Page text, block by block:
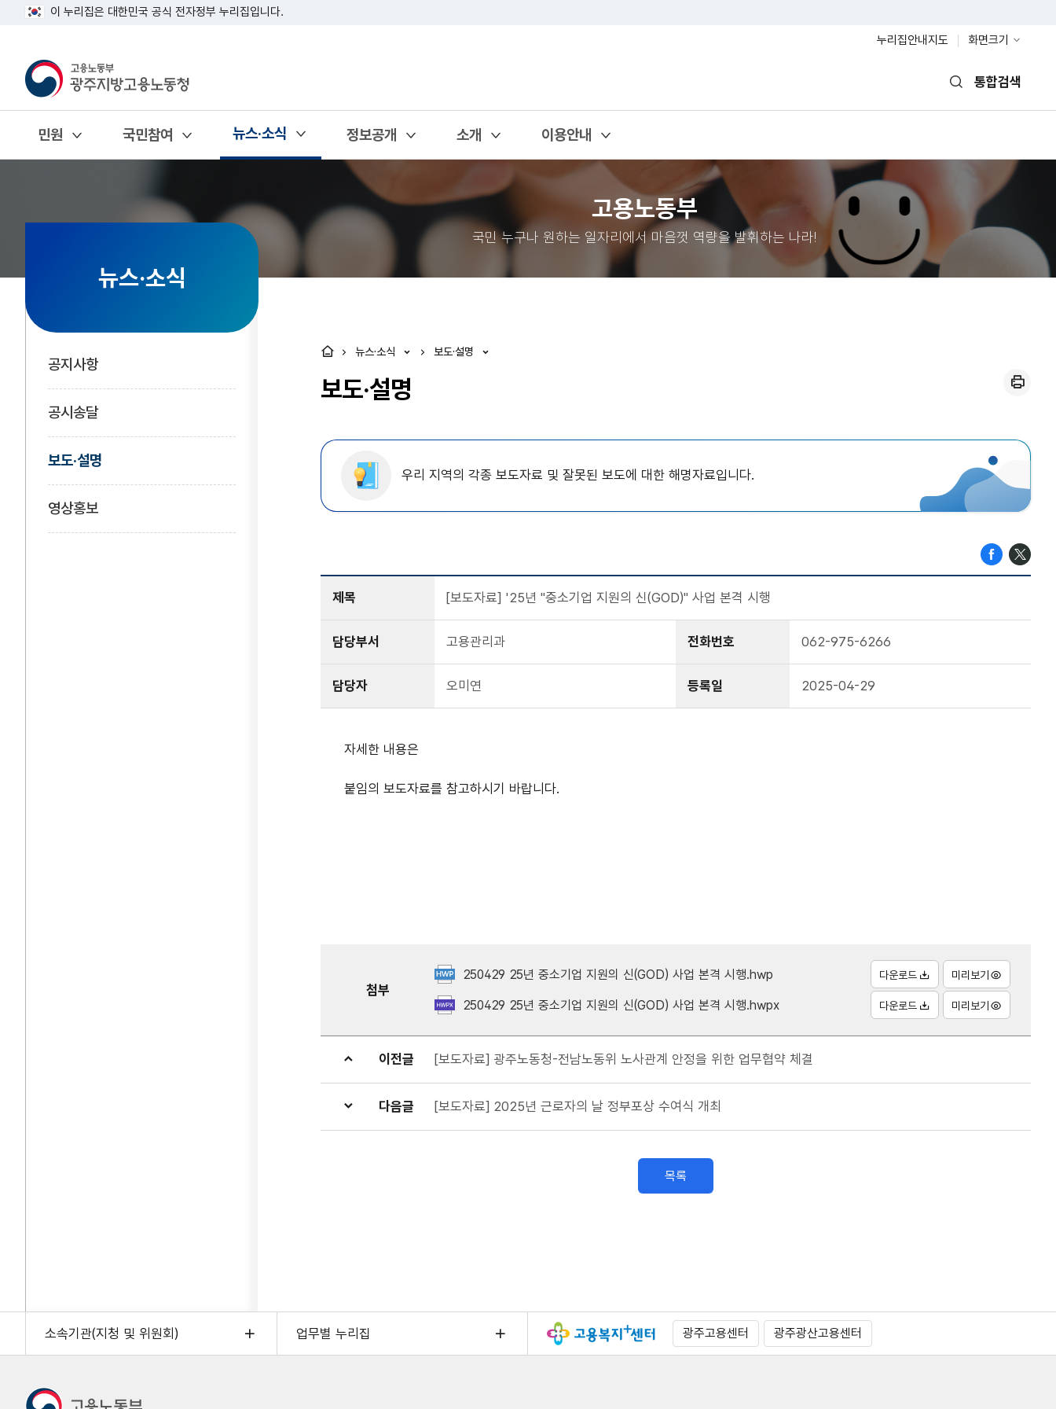
이 누리집은 대한민국 공식 전자정부 누리집입니다.
누리집안내지도
화면크기
통합검색
민원
열기
국민참여
열기
뉴스·소식
열기 정보공개
열기
소개
열기
이용안내
열기
고용노동부
국민 누구나 원하는 일자리에서 마음껏 역량을 발휘하는 나라!
뉴스·소식
공지사항
공시송달
보도·설명
영상홍보
보도·설명
뉴스·소식 보도·설명
우리 지역의 각종 보도자료 및 잘못된 보도에 대한 해명자료입니다.
제목 [보도자료] '25년 "중소기업 지원의 신(GOD)" 사업 본격 시행
담당부서 고용관리과 전화번호 062-975-6266
담당자 오미연 등록일 2025-04-29
자세한 내용은
붙임의 보도자료를 참고하시기 바랍니다.
첨부
250429 25년 중소기업 지원의 신(GOD) 사업 본격 시행.hwp 다운로드 미리보기
250429 25년 중소기업 지원의 신(GOD) 사업 본격 시행.hwpx 다운로드 미리보기
이전글 [보도자료] 광주노동청-전남노동위 노사관계 안정을 위한 업무협약 체결
다음글 [보도자료] 2025년 근로자의 날 정부포상 수여식 개최
목록
소속기관(지청 및 위원회) 업무별 누리집 광주고용센터 광주광산고용센터